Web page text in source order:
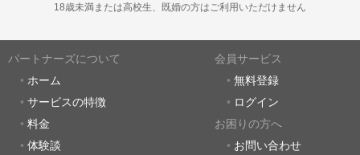
18歳未満または高校生、既婚の方はご利用いただけません
パートナーズについて
ホーム
サービスの特徴
料金
体験談
会員サービス
無料登録
ログイン
お困りの方へ
お問い合わせ